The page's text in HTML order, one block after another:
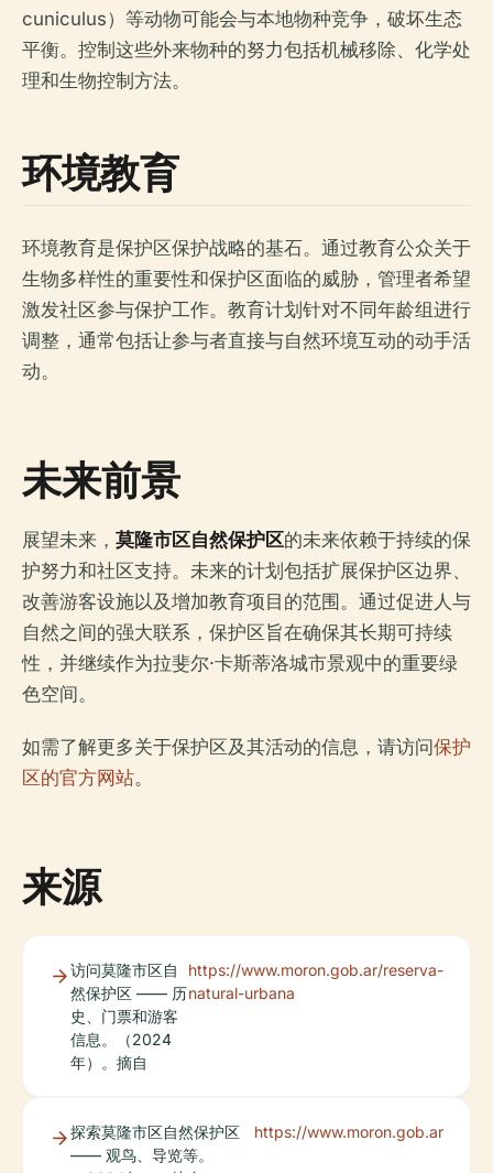
cuniculus）等动物可能会与本地物种竞争，破坏生态
平衡。控制这些外来物种的努力包括机械移除、化学处
理和生物控制方法。
环境教育
环境教育是保护区保护战略的基石。通过教育公众关于
生物多样性的重要性和保护区面临的威胁，管理者希望
激发社区参与保护工作。教育计划针对不同年龄组进行
调整，通常包括让参与者直接与自然环境互动的动手活
动。
未来前景
展望未来， 莫隆市区自然保护区的未来依赖于持续的保
护努力和社区支持。未来的计划包括扩展保护区边界、
改善游客设施以及增加教育项目的范围。通过促进人与
自然之间的强大联系，保护区旨在确保其长期可持续
性，并继续作为拉斐尔·卡斯蒂洛城市景观中的重要绿
色空间。
如需了解更多关于保护区及其活动的信息，请访问保护
区的官方网站。
来源
访问莫隆市区自
然保护区 —— 历
史、门票和游客
信息。（2024
年）。摘自
https://www.moron.gob.ar/reserva-
natural-urbana
探索莫隆市区自然保护区
—— 观鸟、导览等。
https://www.moron.gob.ar